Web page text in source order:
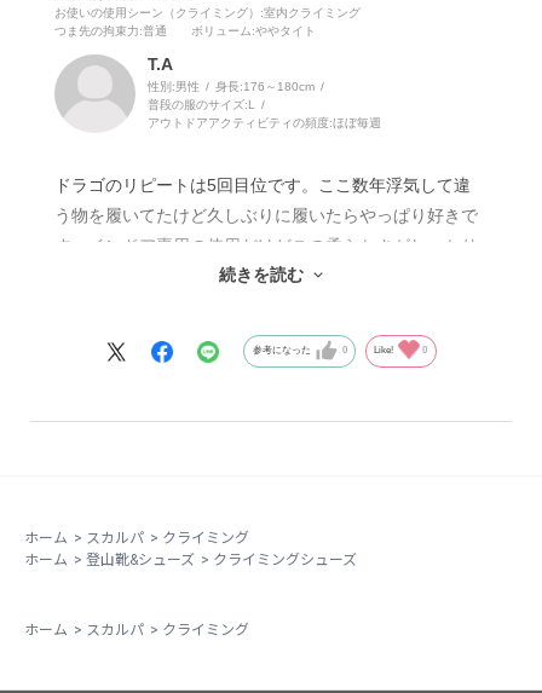
お使いの使用シーン（クライミング） :室内クライミング
つま先の拘束力:普通 ボリューム:ややタイト
T.A
性別:男性 身長:176～180cm
普段の服のサイズ:L
アウトドアアクティビティの頻度:ほぼ毎週
ドラゴのリピートは5回目位です。ここ数年浮気して違
う物を履いてたけど久しぶりに履いたらやっぱり好きで
す。インドア専用の使用だけどこの柔らかさがしっかり
ボテも踏めるし、あと意外とスラブのつぶスタンスも踏
足入れも良く、履くまでの疲れることもないです。サッ
と履いてしっかり登れるお気に入りです。
足のサイズは27.0cmでEU41を履いてます。
続きを読む
参考になった 0 Like! 0
ホーム > スカルパ > クライミング
ホーム > 登山靴&シューズ > クライミングシューズ
ホーム > スカルパ > クライミング